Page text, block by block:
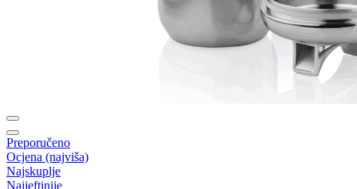
Preporučeno
Ocjena (najviša)
Najskuplje
Najjeftinije